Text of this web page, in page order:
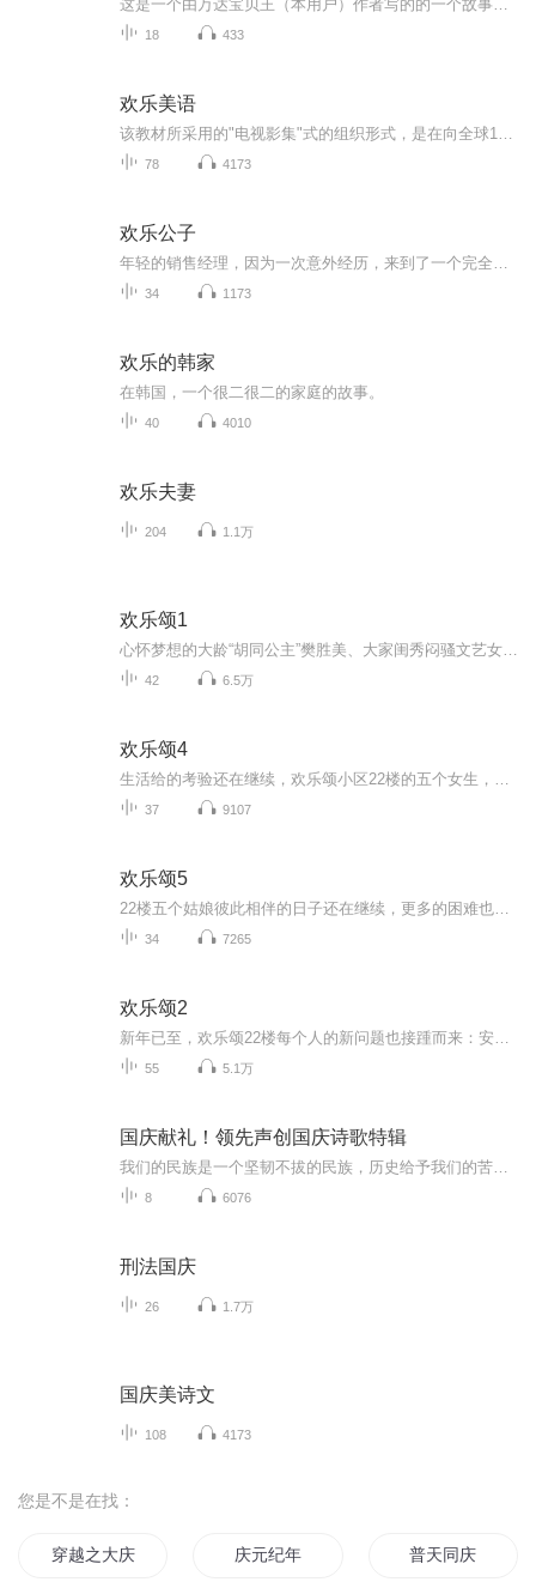
18 433
欢乐美语
78 4173
欢乐公子
34 1173
欢乐的韩家
在韩国，一个很二很二的家庭的故事。
40 4010
欢乐夫妻
204 1.1万
欢乐颂1
42 6.5万
欢乐颂4
37 9107
欢乐颂5
34 7265
欢乐颂2
55 5.1万
国庆献礼！领先声创国庆诗歌特辑
8 6076
刑法国庆
26 1.7万
国庆美诗文
108 4173
您是不是在找：
穿越之大庆帝国 庆元纪年 普天同庆